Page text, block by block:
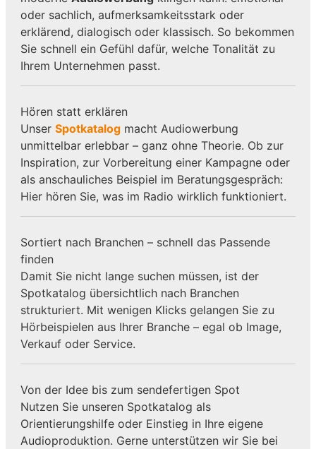
oder sachlich, aufmerksamkeitsstark oder
erklärend, dialogisch oder klassisch. So bekommen
Sie schnell ein Gefühl dafür, welche Tonalität zu
Ihrem Unternehmen passt.
Hören statt erklären
Unser Spotkatalogmacht Audiowerbung
unmittelbar erlebbar – ganz ohne Theorie. Ob zur
Inspiration, zur Vorbereitung einer Kampagne oder
als anschauliches Beispiel im Beratungsgespräch:
Hier hören Sie, was im Radio wirklich funktioniert.
Sortiert nach Branchen – schnell das Passende
finden
Damit Sie nicht lange suchen müssen, ist der
Spotkatalog übersichtlich nach Branchen
strukturiert. Mit wenigen Klicks gelangen Sie zu
Hörbeispielen aus Ihrer Branche – egal ob Image,
Verkauf oder Service.
Von der Idee bis zum sendefertigen Spot
Nutzen Sie unseren Spotkatalog als
Orientierungshilfe oder Einstieg in Ihre eigene
Audioproduktion. Gerne unterstützen wir Sie bei